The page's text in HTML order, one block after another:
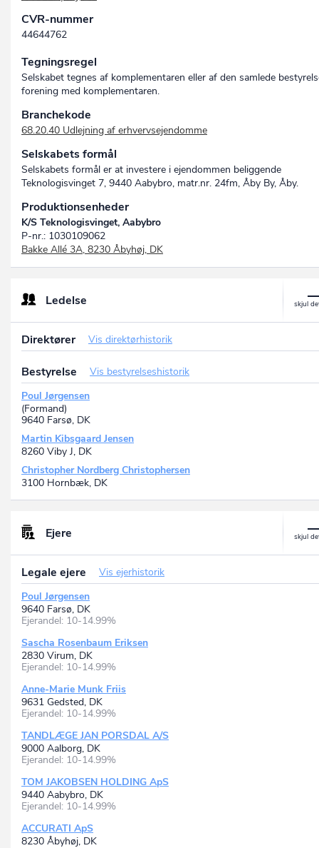
CVR-nummer
44644762
Tegningsregel
Selskabet tegnes af komplementaren eller af den samlede
forening med komplementaren.
Branchekode
68.20.40 Udlejning af erhvervsejendomme
Selskabets formål
Selskabets formål er at investere i ejendommen beliggende
Teknologisvinget 7, 9440 Aabybro, matr.nr. 24fm, Åby By, Åby.
Produktionsenheder
K/S Teknologisvinget, Aabybro
P-nr.: 1030109062
Bakke Allé 3A, 8230 Åbyhøj, DK
Ledelse
Direktører Vis direktørhistorik
Bestyrelse
Vis bestyrelseshistorik
Poul Jørgensen
(Formand)
9640 Farsø, DK
Martin Kibsgaard Jensen
8260 Viby J, DK
Christopher Nordberg Christophersen
3100 Hornbæk, DK
Ejere
Legale ejere
Vis ejerhistorik
Poul Jørgensen
9640 Farsø, DK
Ejerandel: 10-14.99%
Sascha Rosenbaum Eriksen
2830 Virum, DK
Ejerandel: 10-14.99%
Anne-Marie Munk Friis
9631 Gedsted, DK
Ejerandel: 10-14.99%
TANDLÆGE JAN PORSDAL A/S
9000 Aalborg, DK
Ejerandel: 10-14.99%
TOM JAKOBSEN HOLDING ApS
9440 Aabybro, DK
Ejerandel: 10-14.99%
ACCURATI ApS
8230 Åbyhøj, DK